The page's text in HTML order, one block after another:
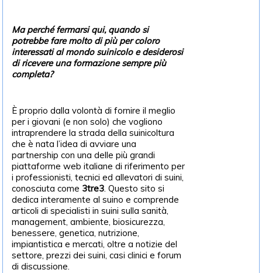
Ma perché fermarsi qui, quando si
potrebbe fare molto di più per coloro
interessati al mondo suinicolo e desiderosi
di ricevere una formazione sempre più
completa?
È proprio dalla volontà di fornire il meglio
per i giovani (e non solo) che vogliono
intraprendere la strada della suinicoltura
che è nata l’idea di avviare una
partnership con una delle più grandi
piattaforme web italiane di riferimento per
i professionisti, tecnici ed allevatori di suini,
conosciuta come 3tre3. Questo sito si
dedica interamente al suino e comprende
articoli di specialisti in suini sulla sanità,
management, ambiente, biosicurezza,
benessere, genetica, nutrizione,
impiantistica e mercati, oltre a notizie del
settore, prezzi dei suini, casi clinici e forum
di discussione.